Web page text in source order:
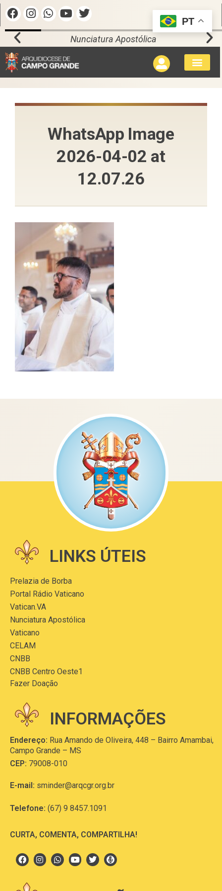
Nunciatura Apostólica
WhatsApp Image
2026-04-02 at
12.07.26
LINKS ÚTEIS
Prelazia de Borba
Portal Rádio Vaticano
Vatican.VA
Nunciatura Apostólica
Vaticano
CELAM
CNBB
CNBB Centro Oeste1
Fazer Doação
INFORMAÇÕES
Endereço: Rua Amando de Oliveira, 448 – Bairro Amambai,
Campo Grande – MS
CEP: 79008-010
E-mail: sminder@arqcgr.org.br
Telefone: (67) 9 8457.1091
CURTA, COMENTA, COMPARTILHA!
PT